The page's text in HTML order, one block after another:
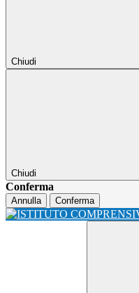
Chiudi
Chiudi
Conferma
Annulla Conferma